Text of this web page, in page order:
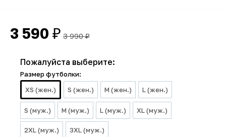
3 590 ₽ 3 990₽
Пожалуйста выберите:
Размер футболки:
XS (жен.)
S (жен.) M (жен.) L (жен.)
S (муж.) M (муж.) L (муж.) XL (муж.)
2XL (муж.) 3XL (муж.)